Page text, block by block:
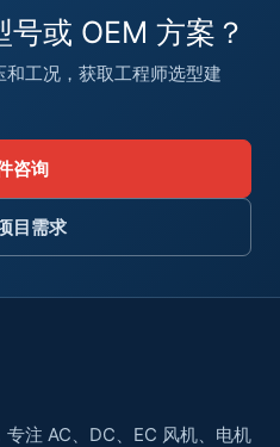
或 OEM 方案？
工况，获取工程师选型建
咨询
目需求
注 AC、DC、EC 风机、电机